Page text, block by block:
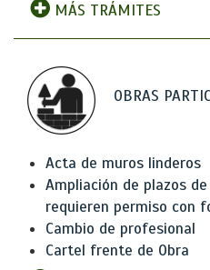
MÁS TRÁMITES
OBRAS
Acta de muros linderos
Ampliación de plazos
requieren permiso con
Cambio de profesional
Cartel frente de Obra